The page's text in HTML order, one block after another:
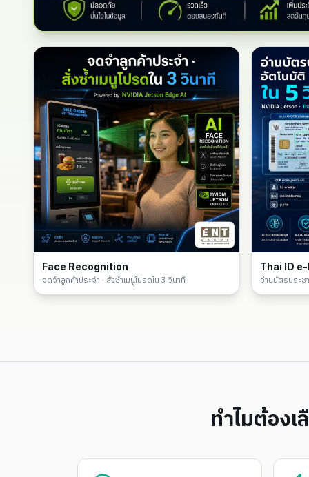
Face Recognition
จดจำลูกค้าประจำ · สั่งซ้ำเมนูโปรดใน 3 วินาที
Thai ID e-
อ่านบัตรประช
ทำไมต้อง